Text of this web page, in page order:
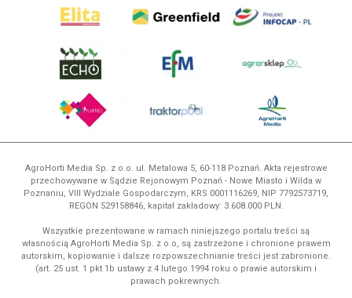
AgroHorti Media Sp. z o.o. ul. Metalowa 5, 60-118 Poznań. Akta rejestrowe
przechowywane w Sądzie Rejonowym Poznań - Nowe Miasto i Wilda w
Poznaniu, VIII Wydziale Gospodarczym, KRS 0001116269, NIP 7792573719,
REGON 529158846, kapitał zakładowy: 3.608.000 PLN.
Wszystkie prezentowane w ramach niniejszego portalu treści są
własnością AgroHorti Media Sp. z o.o, są zastrzeżone i chronione prawem
autorskim, kopiowanie i dalsze rozpowszechnianie treści jest zabronione.
(art. 25 ust. 1 pkt 1b ustawy z 4 lutego 1994 roku o prawie autorskim i
prawach pokrewnych.